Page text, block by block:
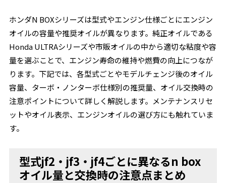
ホンダN BOXシリーズは型式やエンジン仕様ごとにエンジン
オイルの容量や推奨オイルが異なります。純正オイルである
Honda ULTRAシリーズや市販オイルの中から適切な粘度や容
量を選ぶことで、エンジン寿命の維持や燃費の向上につなが
ります。下記では、各型式ごとやモデルチェンジ後のオイル
容量、ターボ・ノンターボ仕様別の推奨量、オイル交換時の
注意ポイントについて詳しく解説します。メンテナンスリセ
ットやオイル表示、エンジンオイルの選び方にも触れていま
す。
型式jf2・jf3・jf4ごとに異なるn box
オイル量と交換時の注意点まとめ